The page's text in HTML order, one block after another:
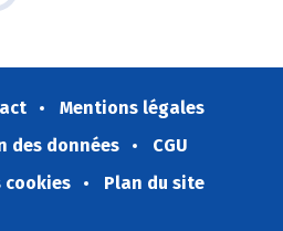
Mentions légales
des données
CGU
cookies
Plan du site